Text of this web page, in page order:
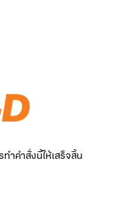
ำคำสั่งนี้ให้เสร็จสิ้น